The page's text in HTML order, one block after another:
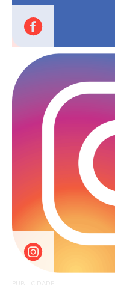
PUBLICIDADE